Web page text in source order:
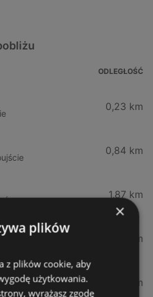
ODLEGŁOŚĆ
0,23 km
0,84 km
1,87 km
Świnoujście
2,77 km
Międzyzdroje
12,39 km
×
plików
z plików cookie, aby
użytkowania.
wyrażasz zgodę